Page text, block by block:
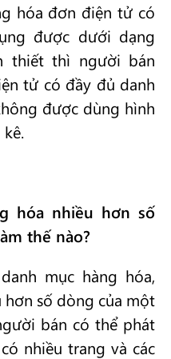
hóa đơn điện tử có
được dưới dạng
thiết thì người bán
tử có đầy đủ danh
được dùng hình
hóa nhiều hơn số
thế nào?
mục hàng hóa,
hơn số dòng của một
bán có thể phát
nhiều trang và các